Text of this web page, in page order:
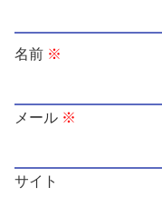
名前 ※
メール ※
サイト